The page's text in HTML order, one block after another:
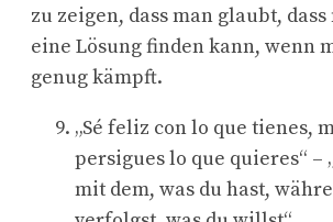
zu zeigen, dass man glaubt,
eine Lösung finden kann, wenn
genug kämpft.
„Sé feliz con lo que tienes,
persigues lo que quieres“ –
mit dem, was du hast,